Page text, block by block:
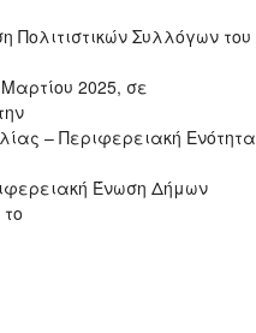
Πολιτιστικών Συλλόγων του
2025, σε
– Περιφερειακή Ενότητα
Ένωση Δήμων